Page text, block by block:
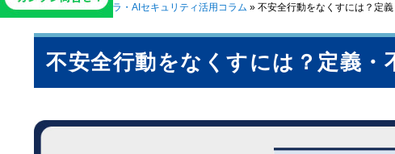
HOME»防犯カメラ・AIセキュリティ活用コラム » 不安全行動をなくすには？定
不安全行動をなくすには？定義